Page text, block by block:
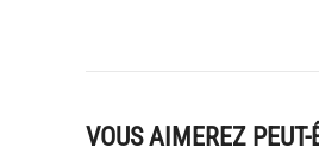
VOUS AIMEREZ